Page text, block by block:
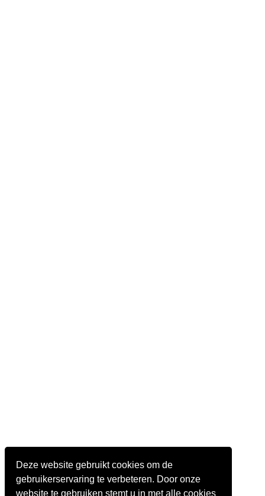
Deze website gebruikt cookies om de
gebruikerservaring te verbeteren. Door onze
website te gebruiken stemt u in met alle cookies